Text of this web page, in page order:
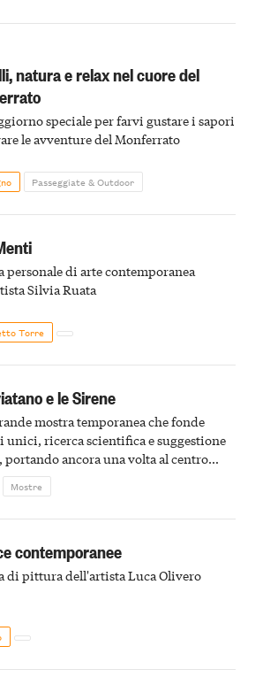
natura e relax nel cuore del
speciale per farvi gustare i sapori
le avventure del Monferrato
Passeggiate & Outdoor
personale di arte contemporanea
Silvia Ruata
Torre
e le Sirene
mostra temporanea che fonde
unici, ricerca scientifica e suggestione
portando ancora una volta al centro
le meraviglie del passato astigiano
Mostre
contemporanee
di pittura dell'artista Luca Olivero